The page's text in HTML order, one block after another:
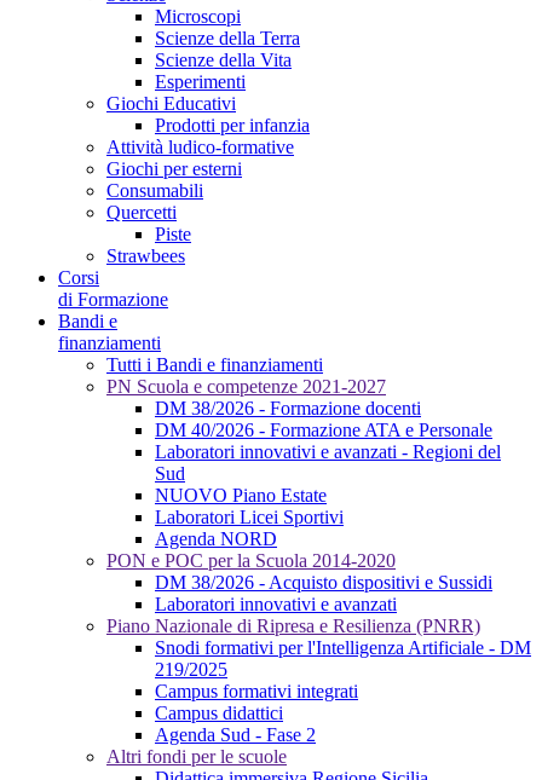
Microscopi
Scienze della Terra
Scienze della Vita
Esperimenti
Giochi Educativi
Prodotti per infanzia
Attività ludico-formative
Giochi per esterni
Consumabili
Quercetti
Piste
Strawbees
Corsi
di Formazione
Bandi e
finanziamenti
Tutti i Bandi e finanziamenti
PN Scuola e competenze 2021-2027
DM 38/2026 - Formazione docenti
DM 40/2026 - Formazione ATA e Personale
Laboratori innovativi e avanzati - Regioni del
Sud
NUOVO Piano Estate
Laboratori Licei Sportivi
Agenda NORD
PON e POC per la Scuola 2014-2020
DM 38/2026 - Acquisto dispositivi e Sussidi
Laboratori innovativi e avanzati
Piano Nazionale di Ripresa e Resilienza (PNRR)
Snodi formativi per l'Intelligenza Artificiale - DM
219/2025
Campus formativi integrati
Campus didattici
Agenda Sud - Fase 2
Altri fondi per le scuole